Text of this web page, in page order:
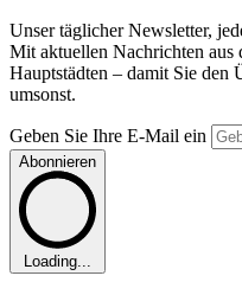
Unser täglicher Newsletter,
Mit aktuellen Nachrichten aus
Hauptstädten – damit Sie den
umsonst.
Geben Sie Ihre E-Mail ein
Abonnieren
Loading...